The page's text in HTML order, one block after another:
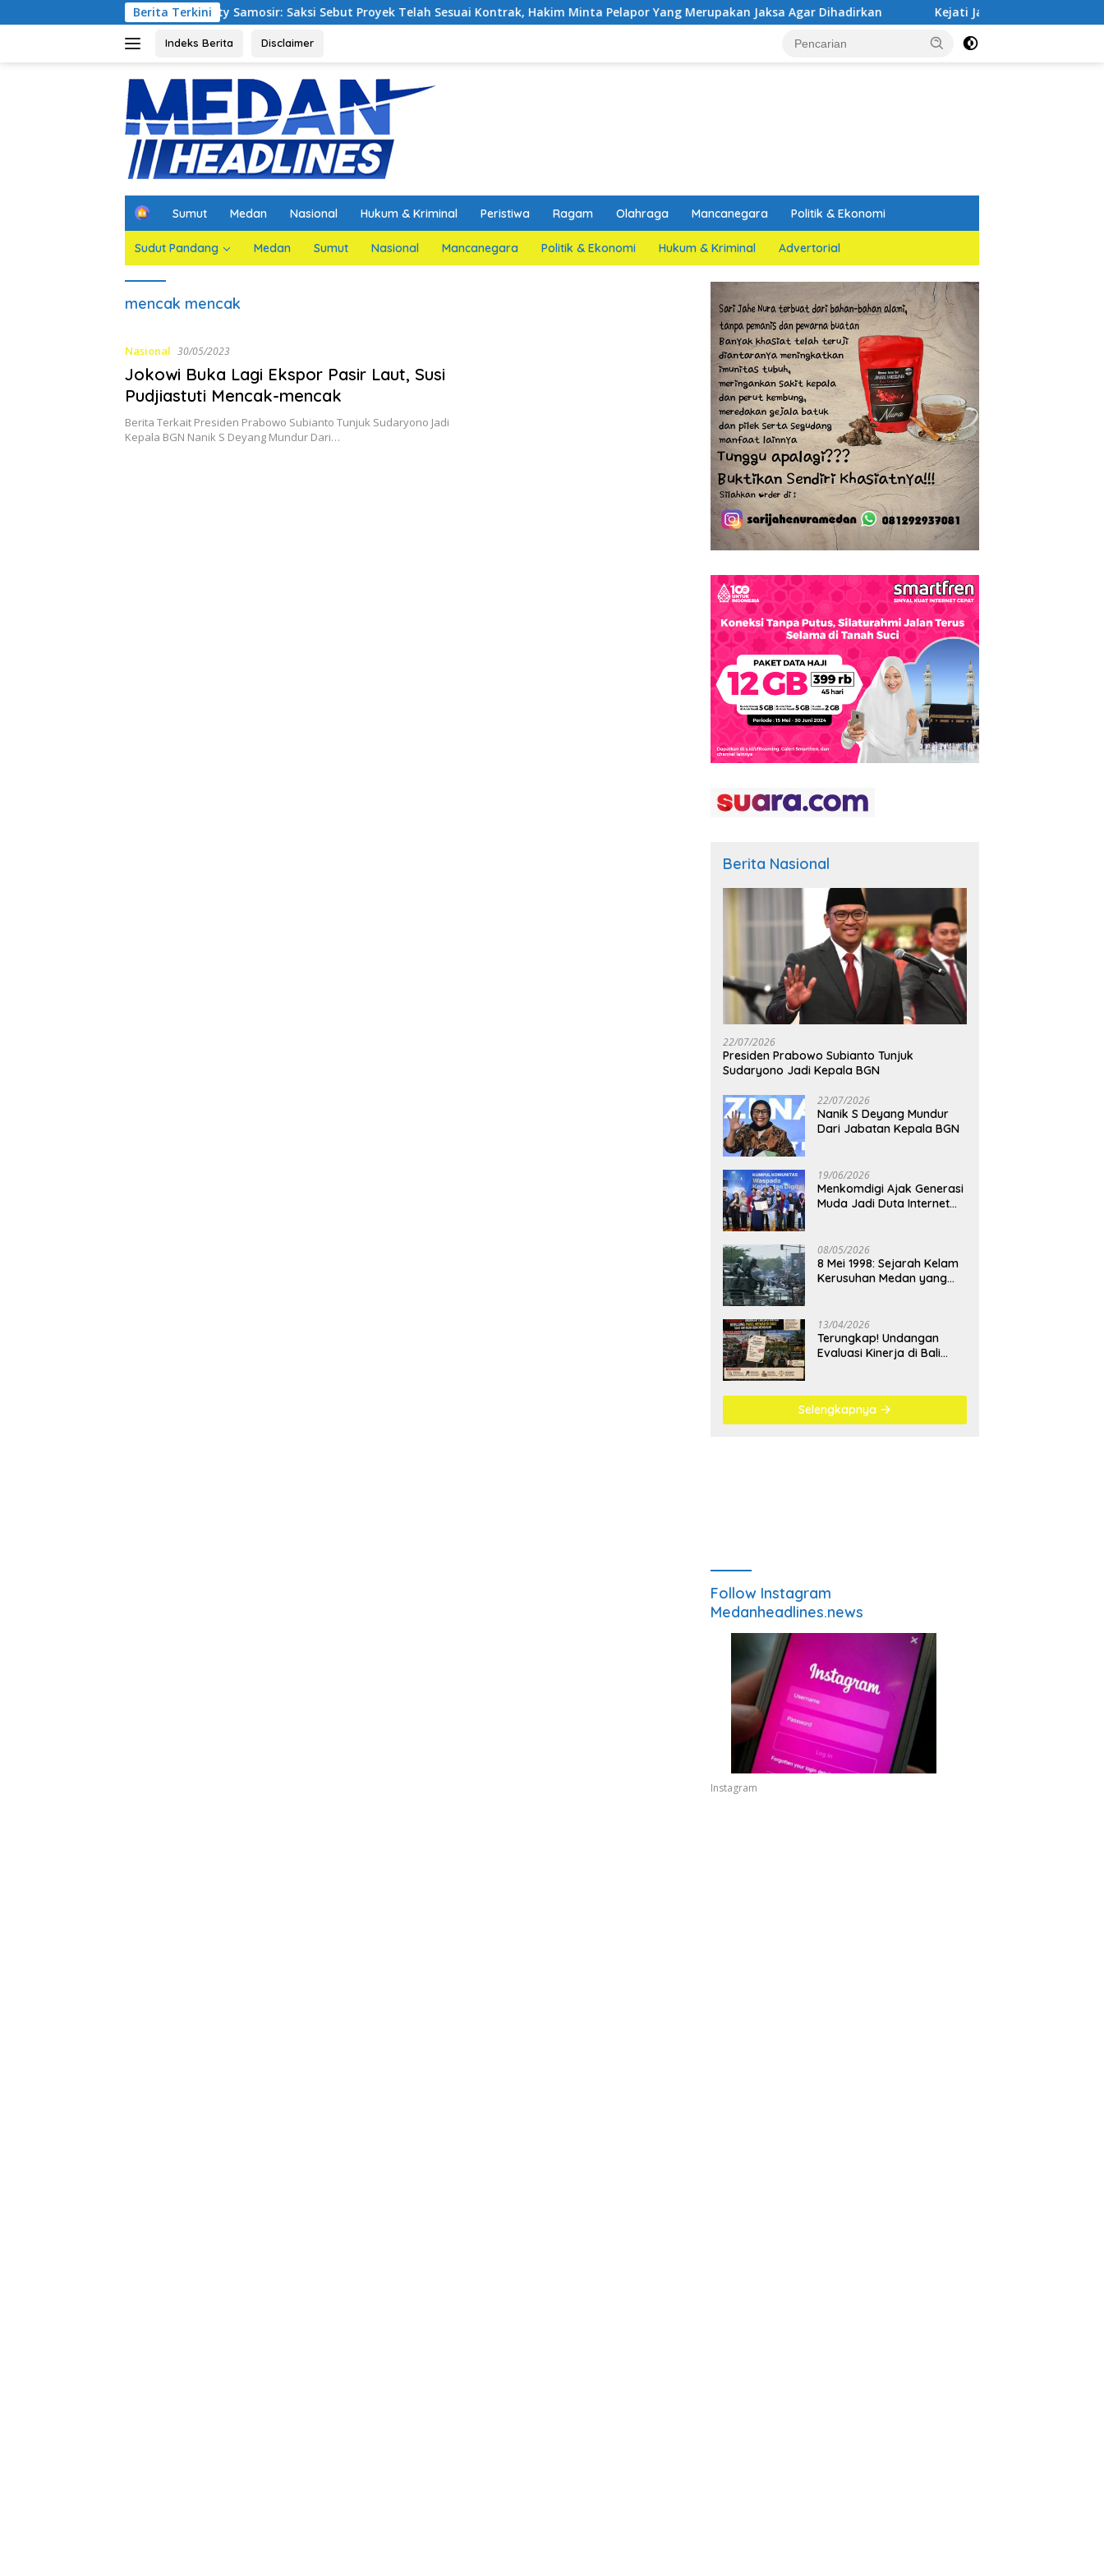
ke
Berita Terkini
Waterfront City Samosir: Saksi Sebut Proyek Telah Sesuai Kontrak, Hakim Minta Pelapor Yang Merupakan Jaksa Agar Dihadirkan Kejati Jatim dan PGN Bangun Sinergi
Indeks Berita Disclaimer
H
m
e
Sumut Medan Nasional Hukum & Kriminal Peristiwa Ragam Olahraga Mancanegara Politik & Ekonomi
Sudut Pandang Medan Sumut Nasional Mancanegara Politik & Ekonomi Hukum & Kriminal Advertorial
mencak mencak
Nasional 30/05/2023
Jokowi Buka Lagi Ekspor Pasir Laut, Susi
Pudjiastuti Mencak-mencak
Berita Terkait Presiden Prabowo Subianto Tunjuk Sudaryono Jadi
Kepala BGN Nanik S Deyang Mundur Dari…
Berita Nasional
22/07/2026
Presiden Prabowo Subianto Tunjuk
Sudaryono Jadi Kepala BGN
22/07/2026
Nanik S Deyang Mundur
Dari Jabatan Kepala BGN
19/06/2026
Menkomdigi Ajak Generasi
Muda Jadi Duta Internet
08/05/2026
8 Mei 1998: Sejarah Kelam
Kerusuhan Medan yang
13/04/2026
Terungkap! Undangan
Evaluasi Kinerja di Bali
Mengular
Selengkapnya
Follow Instagram
Medanheadlines.news
Instagram